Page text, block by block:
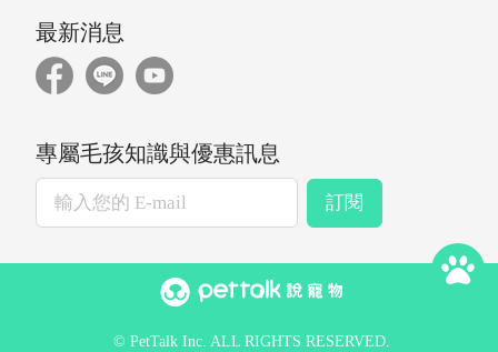
最新消息
專屬毛孩知識與優惠訊息
訂閱
© PetTalk Inc. ALL RIGHTS RESERVED.